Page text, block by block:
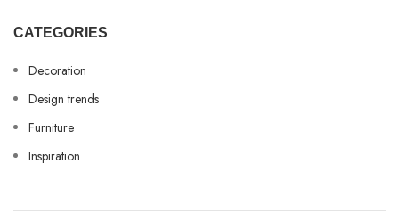
CATEGORIES
Decoration
Design trends
Furniture
Inspiration